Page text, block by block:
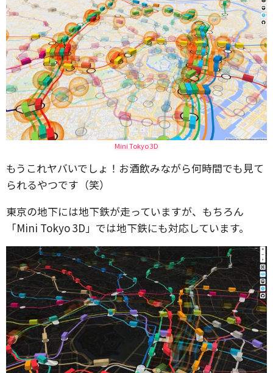
Mini Tokyo 3D
もうこれヤバいでしょ！お酒飲みながら何時間でも見て
られるやつです（笑）
東京の地下には地下鉄が走っていますが、もちろん
「Mini Tokyo 3D」では地下鉄にも対応しています。